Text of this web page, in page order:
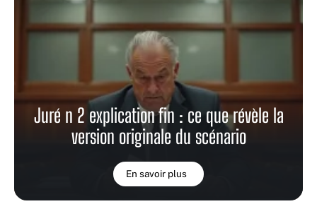
Juré n 2 explication fin : ce que révèle la
version originale du scénario
En savoir plus